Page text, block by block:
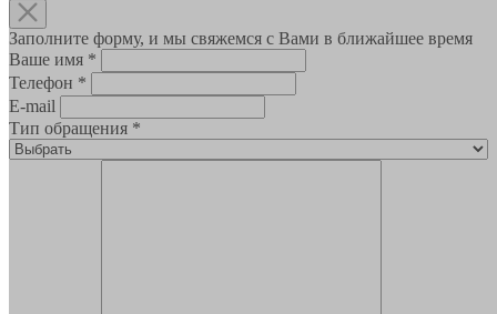
Заполните форму, и мы свяжемся с Вами в ближайшее время
Ваше имя *
Телефон *
E-mail
Тип обращения *